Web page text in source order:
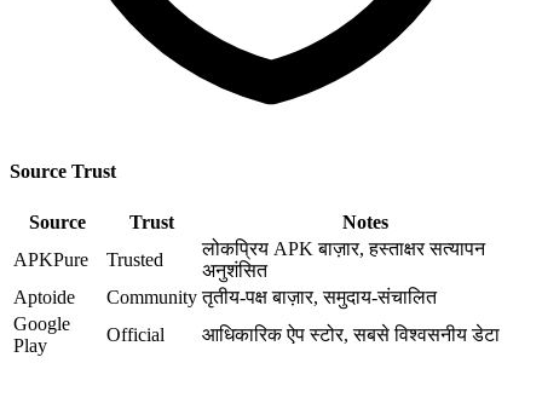
Source Trust
Source Trust
Notes
APKPure
Trusted
लोकप्रिय APK बाज़ार, हस्ताक्षर सत्यापन
अनुशंसित
Aptoide
Community तृतीय-पक्ष बाज़ार, समुदाय-संचालित
Google
Play
Official आधिकारिक ऐप स्टोर, सबसे विश्वसनीय डेटा